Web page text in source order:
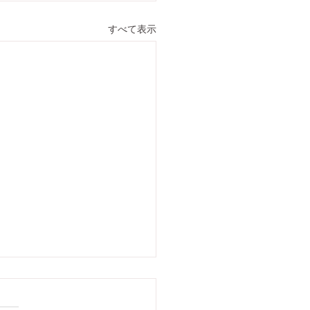
すべて表示
おいて発生するミルク